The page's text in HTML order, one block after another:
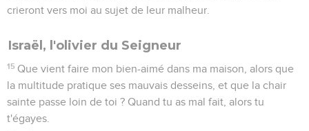
crieront vers moi au sujet de leur malheur.
Israël, l'olivier du Seigneur
15 Que vient faire mon bien-aimé dans ma maison, alors que
la multitude pratique ses mauvais desseins, et que la chair
sainte passe loin de toi ? Quand tu as mal fait, alors tu
t'égayes.